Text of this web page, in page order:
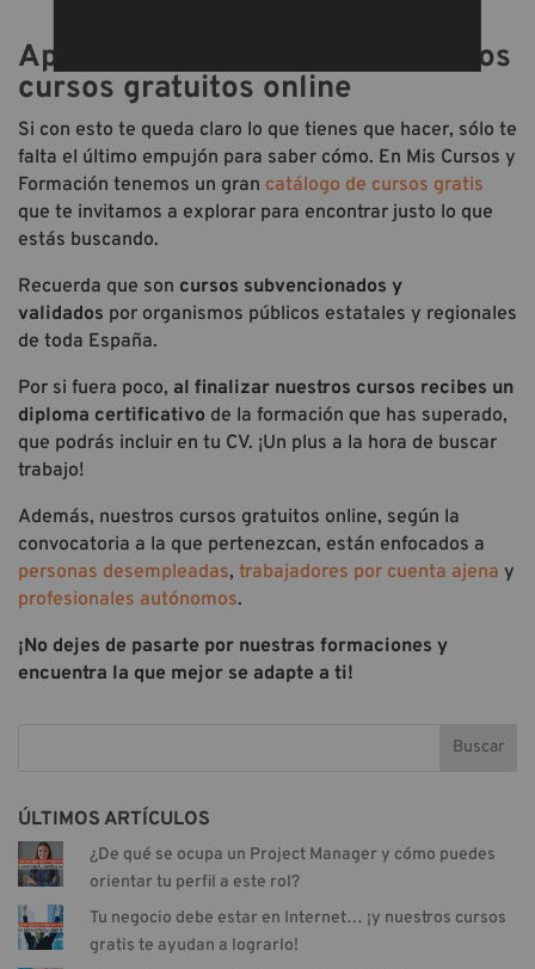
Aprovecha el verano con nuestros
cursos gratuitos online
Si con esto te queda claro lo que tienes que hacer, sólo te
falta el último empujón para saber cómo. En Mis Cursos y
Formación tenemos un gran catálogo de cursos gratis
que te invitamos a explorar para encontrar justo lo que
estás buscando.
Recuerda que son cursos subvencionados y
validados por organismos públicos estatales y regionales
de toda España.
Por si fuera poco, al finalizar nuestros cursos recibes un
diploma certificativo de la formación que has superado,
que podrás incluir en tu CV. ¡Un plus a la hora de buscar
trabajo!
Además, nuestros cursos gratuitos online, según la
convocatoria a la que pertenezcan, están enfocados a
personas desempleadas, trabajadores por cuenta ajena y
profesionales autónomos.
¡No dejes de pasarte por nuestras formaciones y
encuentra la que mejor se adapte a ti!
Buscar
ÚLTIMOS ARTÍCULOS
¿De qué se ocupa un Project Manager y cómo puedes
orientar tu perfil a este rol?
Tu negocio debe estar en Internet… ¡y nuestros cursos
gratis te ayudan a lograrlo!